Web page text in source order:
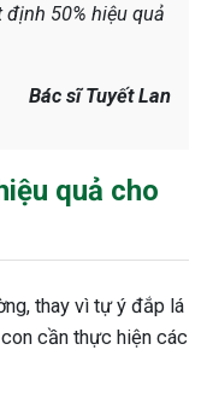
50% hiệu quả
Bác sĩ Tuyết Lan
quả cho
thay vì tự ý đắp lá
cần thực hiện các